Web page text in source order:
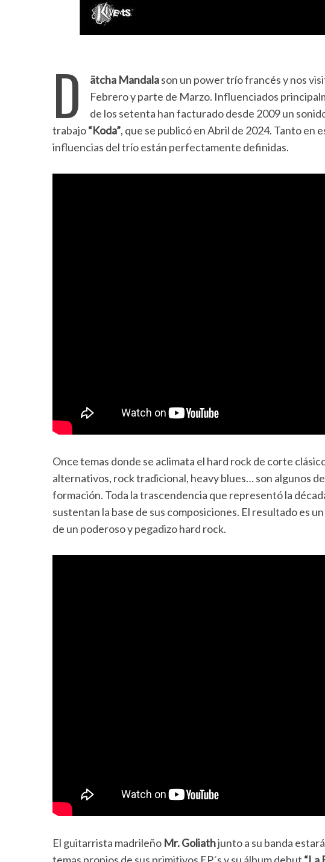
D ätcha Mandalason un power trío francés y nos
Febrero y parte de Marzo. Influenciados
de los setenta han facturado desde 2009 un
trabajo“Koda”, que se publicó en Abril de 2024. Tanto en
influencias del trío están perfectamente definidas.
Once temas donde se aclimata el hard rock de corte
alternativos, rock tradicional, heavy blues… son algunos
formación. Toda la trascendencia que representó la
sustentan la base de sus composiciones. El resultado es
de un poderoso y pegadizo hard rock.
El guitarrista madrileño Mr. Goliathjunto a su banda